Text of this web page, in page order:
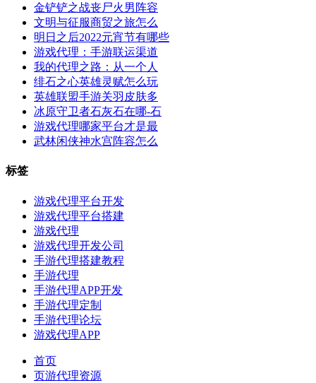
金铲铲之战丧尸火男阵容
文明与征服商贸之旅怎么
明日之后2022元宵节有哪些
游戏代理：手游联运渠道
我的代理之路：从一个人
绯石之心英雄灵赋怎么玩
英雄联盟手游关羽皮肤多
冰原守卫者石灰石在哪-石
游戏代理哪家平台才是最
武林闲侠神水宫阵容怎么
标签
游戏代理平台开发
游戏代理平台搭建
游戏代理
游戏代理开发公司
手游代理搭建教程
手游代理
手游代理APP开发
手游代理定制
手游代理论坛
游戏代理APP
首页
页游代理资源